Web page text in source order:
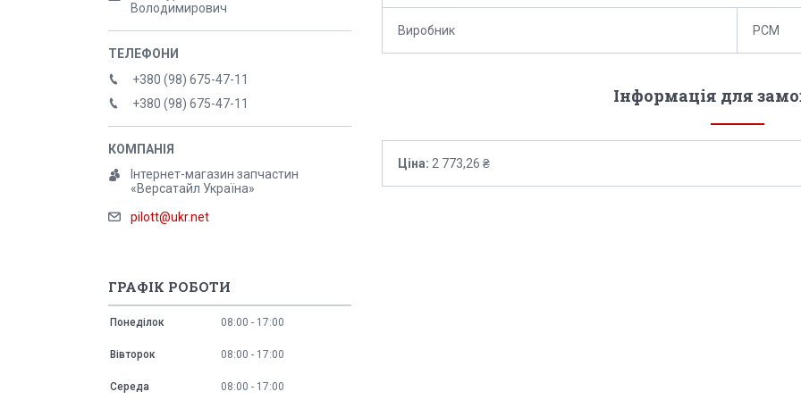
Виробник РСМ
Інформація для
Ціна: 2 773,26 ₴
Володимирович
+380 (98) 675-47-11
+380 (98) 675-47-11
Інтернет-магазин запчастин
«Версатайл Україна»
pilott@ukr.net
ГРАФІК РОБОТИ
Понеділок 08:00 17:00
Вівторок 08:00 17:00
Середа 08:00 17:00